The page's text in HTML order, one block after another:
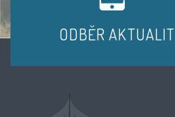
ODBĚR AKTUALIT